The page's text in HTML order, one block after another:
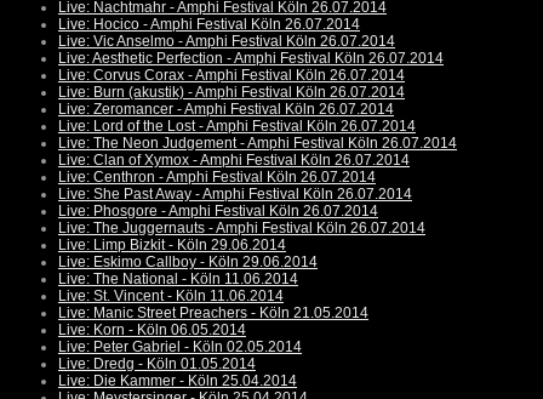
Live: Nachtmahr - Amphi Festival Köln 26.07.2014
Live: Hocico - Amphi Festival Köln 26.07.2014
Live: Vic Anselmo - Amphi Festival Köln 26.07.2014
Live: Aesthetic Perfection - Amphi Festival Köln 26.07.2014
Live: Corvus Corax - Amphi Festival Köln 26.07.2014
Live: Burn (akustik) - Amphi Festival Köln 26.07.2014
Live: Zeromancer - Amphi Festival Köln 26.07.2014
Live: Lord of the Lost - Amphi Festival Köln 26.07.2014
Live: The Neon Judgement - Amphi Festival Köln 26.07.2014
Live: Clan of Xymox - Amphi Festival Köln 26.07.2014
Live: Centhron - Amphi Festival Köln 26.07.2014
Live: She Past Away - Amphi Festival Köln 26.07.2014
Live: Phosgore - Amphi Festival Köln 26.07.2014
Live: The Juggernauts - Amphi Festival Köln 26.07.2014
Live: Limp Bizkit - Köln 29.06.2014
Live: Eskimo Callboy - Köln 29.06.2014
Live: The National - Köln 11.06.2014
Live: St. Vincent - Köln 11.06.2014
Live: Manic Street Preachers - Köln 21.05.2014
Live: Korn - Köln 06.05.2014
Live: Peter Gabriel - Köln 02.05.2014
Live: Dredg - Köln 01.05.2014
Live: Die Kammer - Köln 25.04.2014